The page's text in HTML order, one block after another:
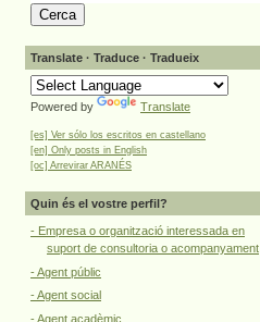
Translate · Traduce · Tradueix
Powered by Translate
[es] Ver sólo los escritos en castellano
[en] Only posts in English
[oc] Arrevirar ARANÉS
Quin és el vostre perfil?
- Empresa o organització interessada en
suport de consultoria o acompanyament
- Agent públic
- Agent social
- Agent acadèmic